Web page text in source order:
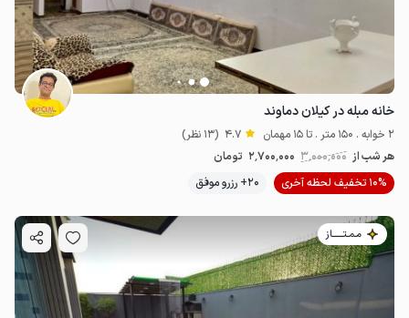
خانه مبله در کیلان دماوند
2 خوابه . 150 متر . تا 15 مهمان 4.7 (13 نظر)
هر شب از 3٬000٬000 2٬700٬000 تومان
10% تخفیف لحظه آخری
20+ رزرو موفق
مـمـتــــــاز